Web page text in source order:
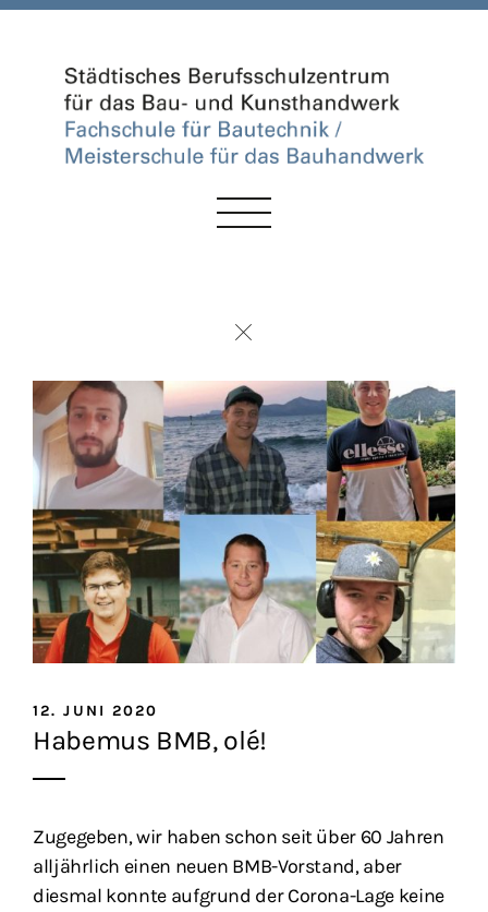
12. JUNI 2020
Habemus BMB, olé!
Zugegeben, wir haben schon seit über 60 Jahren
alljährlich einen neuen BMB-Vorstand, aber
diesmal konnte aufgrund der Corona-Lage keine